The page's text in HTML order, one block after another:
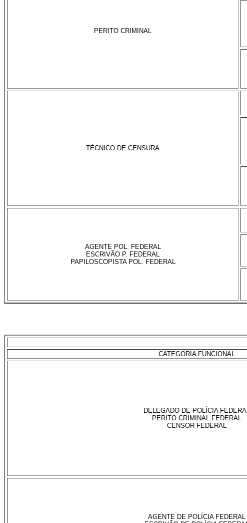
PERITO CRIMINAL
TÉCNICO DE CENSURA
AGENTE POL. FEDERAL
ESCRIVÃO P. FEDERAL
PAPILOSCOPISTA POL. FEDERAL
CATEGORIA FUNCIONAL
DELEGADO DE POLÍCIA FEDERAL
PERITO CRIMINAL FEDERAL
CENSOR FEDERAL
AGENTE DE POLÍCIA FEDERAL